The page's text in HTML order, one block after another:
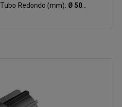
Tubo Redondo (mm): Ø 50.9